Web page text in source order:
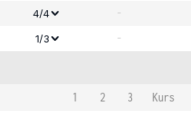
4/4 -
1/3 -
1 2 3
Kurs